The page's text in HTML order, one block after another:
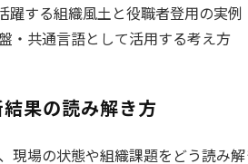
躍する組織風土と役職者登用の実例
・共通言語として活用する考え方
果の読み解き方
現場の状態や組織課題をどう読み